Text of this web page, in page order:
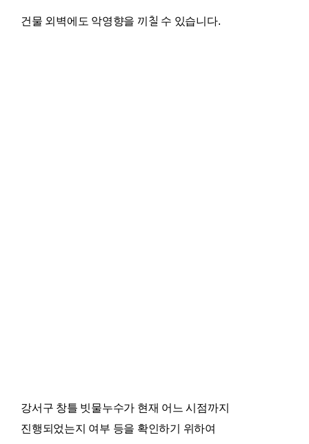
건물 외벽에도 악영향을 끼칠 수 있습니다.
강서구 창틀 빗물누수가 현재 어느 시점까지
진행되었는지 여부 등을 확인하기 위하여